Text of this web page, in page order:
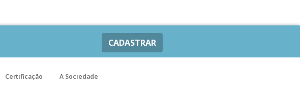
CADASTRAR
Certificação
A Sociedade